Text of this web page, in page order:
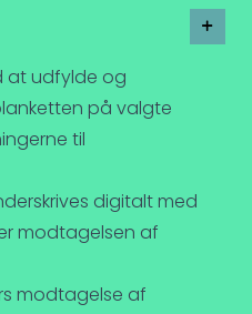
at udfylde og
på valgte
til
digitalt med
modtagelsen af
modtagelse af